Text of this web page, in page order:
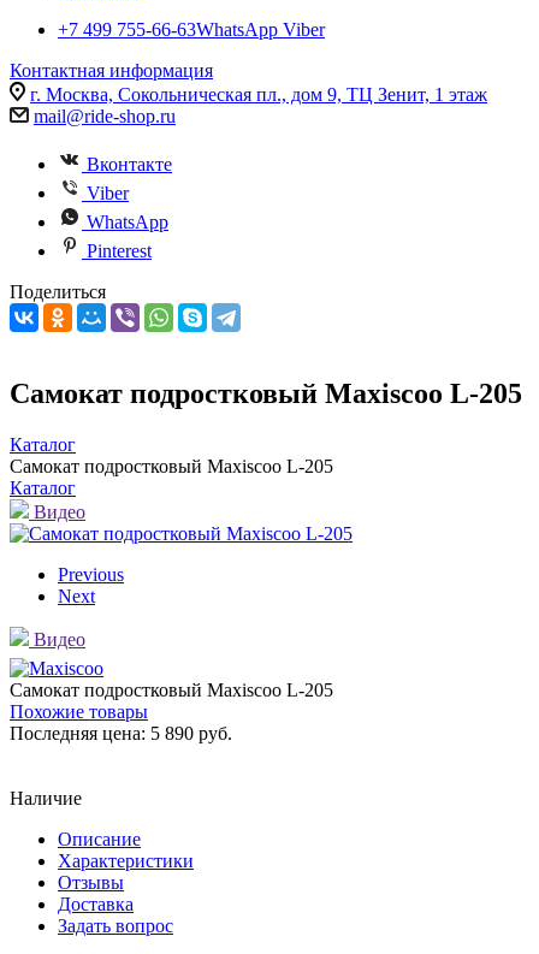
+7 499 755-66-63WhatsApp Viber
Контактная информация
г. Москва, Сокольническая пл., дом 9, ТЦ Зенит, 1 этаж
mail@ride-shop.ru
Вконтакте
Viber
WhatsApp
Pinterest
Поделиться
Самокат подростковый Maxiscoo L-205
Каталог
Самокат подростковый Maxiscoo L-205
Каталог
Видео
Previous
Next
Видео
Самокат подростковый Maxiscoo L-205
Похожие товары
Последняя цена: 5 890 руб.
Наличие
Описание
Характеристики
Отзывы
Доставка
Задать вопрос